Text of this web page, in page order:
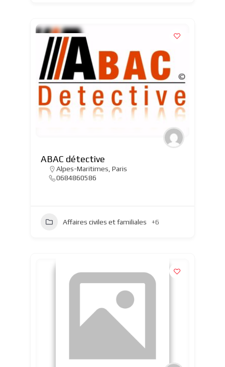
ABAC détective
Alpes-Maritimes Paris
0684860586
Affaires civiles et familiales +6